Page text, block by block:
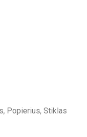
Popierius, Stiklas